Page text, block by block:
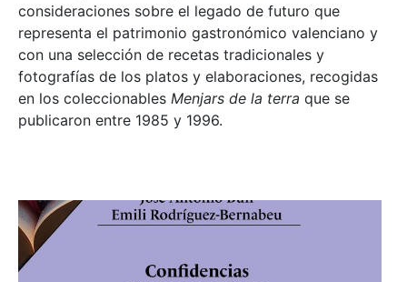
consideraciones sobre el legado de futuro que
representa el patrimonio gastronómico valenciano y
con una selección de recetas tradicionales y
fotografías de los platos y elaboraciones, recogidas
en los coleccionables Menjars de la terra que se
publicaron entre 1985 y 1996.